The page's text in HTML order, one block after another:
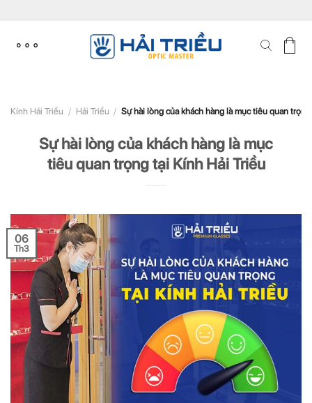
content
Kính Hải Triều / Hải Triều / Sự hài lòng của khách hàng là mục tiêu quan
Sự hài lòng của khách hàng là mục
tiêu quan trọng tại Kính Hải Triều
06
Th3